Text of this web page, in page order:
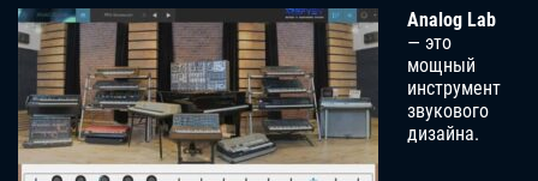
Analog Lab
— это
мощный
инструмент
звукового
дизайна.